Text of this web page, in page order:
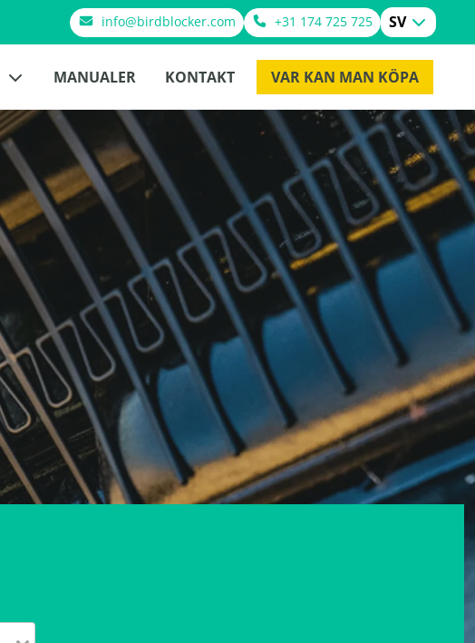
info@birdblocker.com +31 174 725 725 SV
MANUALER KONTAKT VAR KAN MAN KÖPA